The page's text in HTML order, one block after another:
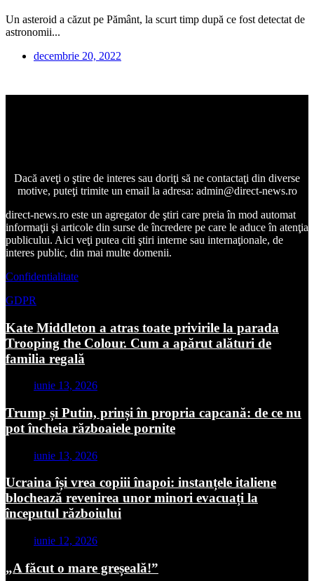
Un asteroid a căzut pe Pământ, la scurt timp după ce fost detectat de
astronomii...
decembrie 20, 2022
Dacă aveţi o ştire de interes sau doriţi să ne contactaţi din diverse
motive, puteţi trimite un email la adresa: admin@direct-news.ro
direct-news.ro este un agregator de ştiri care preia în mod automat
informaţii şi articole din surse de încredere pe care le aduce în atenţia
publicului. Aici veţi putea citi ştiri interne sau internaţionale, de
interes public, din mai multe domenii.
Confidentialitate
GDPR
Kate Middleton a atras toate privirile la parada
Trooping the Colour. Cum a apărut alături de
familia regală
iunie 13, 2026
Trump și Putin, prinși în propria capcană: de ce nu
pot încheia războaiele pornite
iunie 13, 2026
Ucraina își vrea copiii înapoi: instanțele italiene
blochează revenirea unor minori evacuați la
începutul războiului
iunie 12, 2026
„A făcut o mare greșeală!”